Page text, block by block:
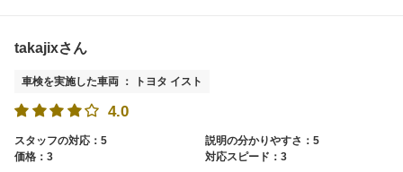
takajixさん
車検を実施した車両 ： トヨタ イスト
4.0
スタッフの対応：5
説明の分かりやすさ：5
価格：3
対応スピード：3